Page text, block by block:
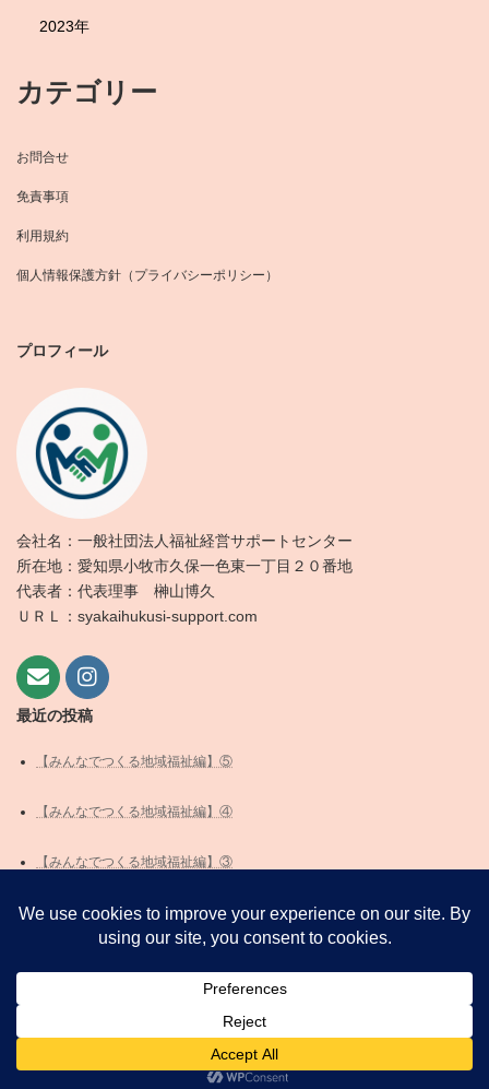
2023年
カテゴリー
お問合せ
免責事項
利用規約
個人情報保護方針（プライバシーポリシー）
プロフィール
会社名：一般社団法人福祉経営サポートセンター
所在地：愛知県小牧市久保一色東一丁目２０番地
代表者：代表理事 榊山博久
ＵＲＬ：syakaihukusi-support.com
最近の投稿
【みんなでつくる地域福祉編】⑤
【みんなでつくる地域福祉編】④
【みんなでつくる地域福祉編】③
【みんなでつくる地域福祉編】②
Copyright © 福祉経営サポートセンター All Rights Reserved.
Lightning Theme